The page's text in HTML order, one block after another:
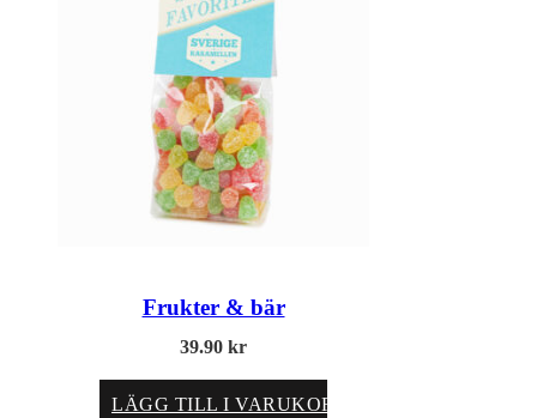
LÄGG TILL I VARUKORG
Frukter & bär
39.90 kr